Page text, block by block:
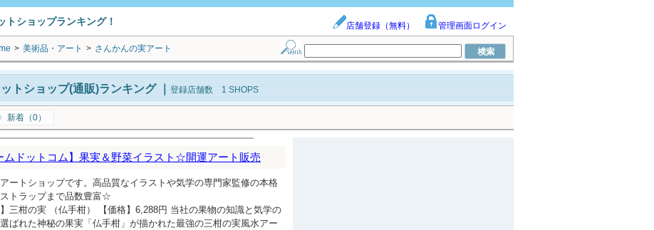
トショップランキング！ 店舗登録（無料） 管理画面ログイン
> 美術品・アート > さんかんの実アート
トショップ(通販)ランキング｜ 登録店舗数 1 SHOPS
新着（0）
ムドットコム】果実＆野菜イラスト☆開運アート販売
ートショップです。高品質なイラストや気学の専門家監修の本格
トラップまで品数豊富☆
】三柑の実 （仏手柑） 【価格】6,288円 当社の果物の知識と気学の
ばれた神秘の果実「仏手柑」が描かれた最強の三柑の実風水アー